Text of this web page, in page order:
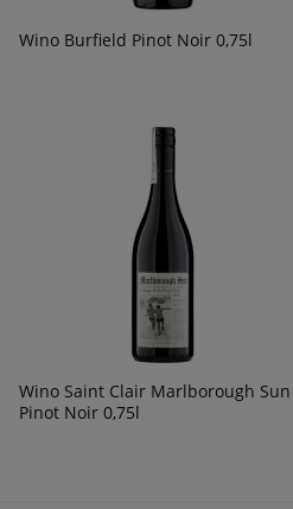
Wino Burfield Pinot Noir 0,75l
Wino Saint Clair Marlborough Sun
Pinot Noir 0,75l